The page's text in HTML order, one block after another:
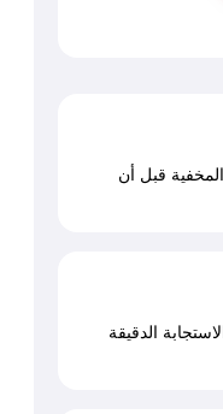
قبل أن
الدقيقة